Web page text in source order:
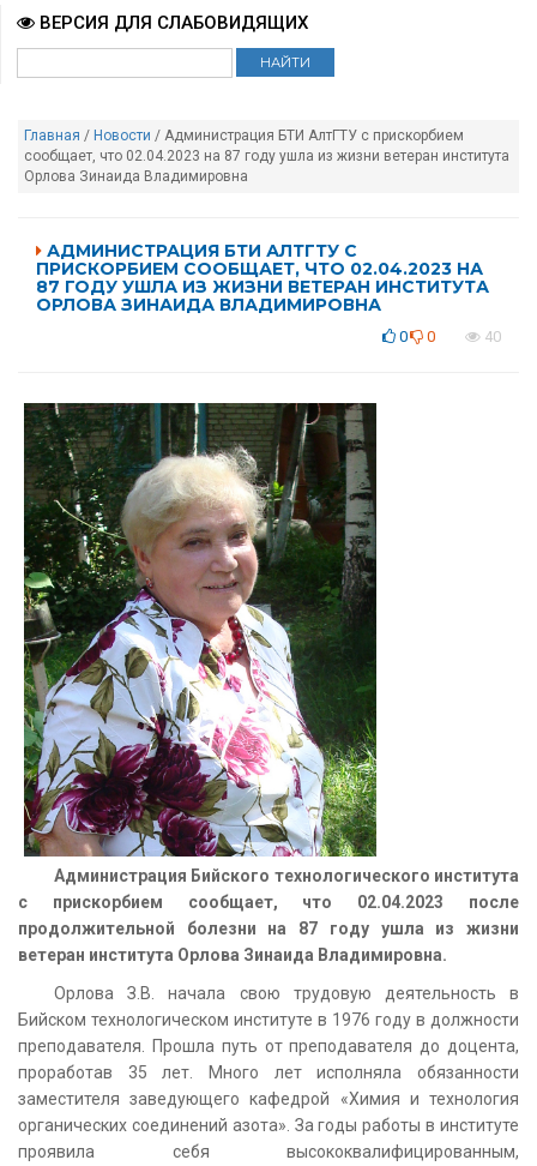
ВЕРСИЯ ДЛЯ СЛАБОВИДЯЩИХ
Главная / Новости / Администрация БТИ АлтГТУ с прискорбием
сообщает, что 02.04.2023 на 87 году ушла из жизни ветеран института
Орлова Зинаида Владимировна
АДМИНИСТРАЦИЯ БТИ АЛТГТУ С
ПРИСКОРБИЕМ СООБЩАЕТ, ЧТО 02.04.2023 НА
87 ГОДУ УШЛА ИЗ ЖИЗНИ ВЕТЕРАН ИНСТИТУТА
ОРЛОВА ЗИНАИДА ВЛАДИМИРОВНА
0 0 40
Администрация Бийского технологического института
с прискорбием сообщает, что 02.04.2023 после
продолжительной болезни на 87 году ушла из жизни
ветеран института Орлова Зинаида Владимировна.
Орлова З.В. начала свою трудовую деятельность в
Бийском технологическом институте в 1976 году в должности
преподавателя. Прошла путь от преподавателя до доцента,
проработав 35 лет. Много лет исполняла обязанности
заместителя заведующего кафедрой «Химия и технология
органических соединений азота». За годы работы в институте
проявила себя высококвалифицированным,